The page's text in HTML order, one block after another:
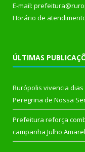
E-mail:
Horário de
ÚLTIMAS
Rurópolis vivencia
Peregrina de Nossa
Prefeitura reforça
campanha Julho